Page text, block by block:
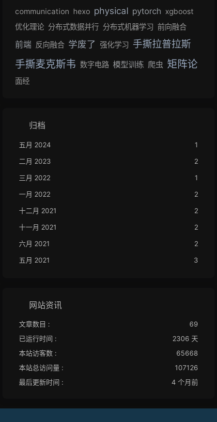
communication hexo physical pytorch xgboost
优化理论 分布式数据并行 分布式机器学习 前向融合
前端 反向融合 学废了 强化学习 手撕拉普拉斯
手撕麦克斯韦 数字电路 模型训练 爬虫 矩阵论
面经
归档
五月 2024
1
二月 2023
2
三月 2022
1
一月 2022
2
十二月 2021
2
十一月 2021
2
六月 2021
2
五月 2021
3
网站资讯
文章数目 :
69
已运行时间 :
2306 天
本站访客数 :
65668
本站总访问量 :
107126
最后更新时间 :
4 个月前